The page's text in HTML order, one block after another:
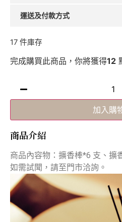
運送及付款方式
17 件庫存
完成購買此商品，你將獲得12
加入購
商品介紹
商品內容物：擴香棒*6 支、擴
如需試聞，請至門市洽詢。